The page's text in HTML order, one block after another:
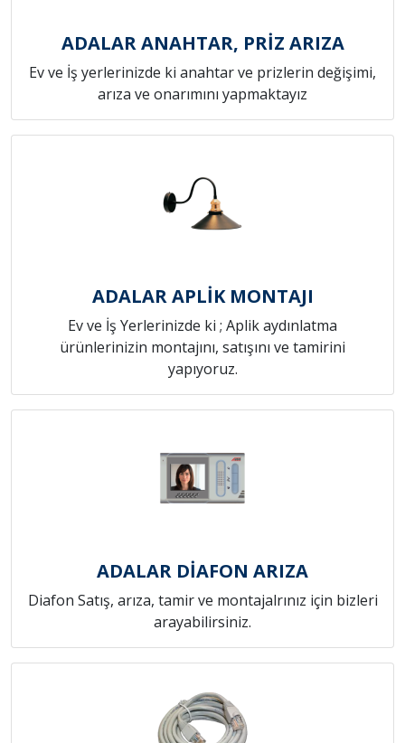
ADALAR ANAHTAR, PRİZ ARIZA
Ev ve İş yerlerinizde ki anahtar ve prizlerin değişimi,
arıza ve onarımını yapmaktayız
ADALAR APLİK MONTAJI
Ev ve İş Yerlerinizde ki ; Aplik aydınlatma
ürünlerinizin montajını, satışını ve tamirini
yapıyoruz.
ADALAR DİAFON ARIZA
Diafon Satış, arıza, tamir ve montajalrınız için bizleri
arayabilirsiniz.